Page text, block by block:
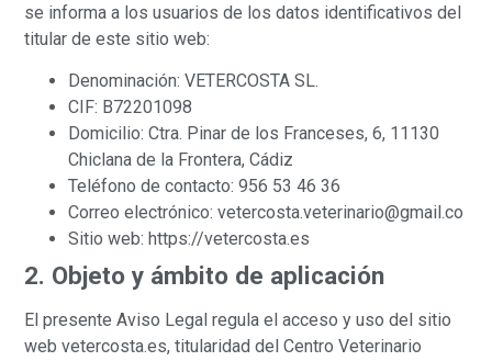
se informa a los usuarios de los datos identificativos del
titular de este sitio web:
Denominación: VETERCOSTA SL.
CIF: B72201098
Domicilio: Ctra. Pinar de los Franceses, 6, 11130
Chiclana de la Frontera, Cádiz
Teléfono de contacto: 956 53 46 36
Correo electrónico: vetercosta.veterinario@gmail.co
Sitio web: https://vetercosta.es
2. Objeto y ámbito de aplicación
El presente Aviso Legal regula el acceso y uso del sitio
web vetercosta.es, titularidad del Centro Veterinario